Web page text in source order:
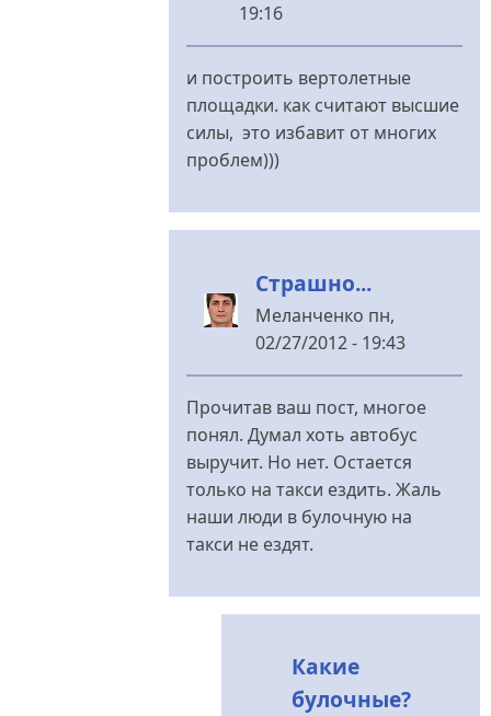
19:16
У
до
Будут
предложения?
konstaha
и построить вертолетные
площадки. как считают высшие
силы, это избавит от многих
проблем)))
Страшно...
Меланченко пн,
02/27/2012 - 19:43
У
до
Будут
предложения?
від
konstaha
Прочитав ваш пост, многое
понял. Думал хоть автобус
выручит. Но нет. Остается
только на такси ездить. Жаль
наши люди в булочную на
такси не ездят.
Какие
булочные?